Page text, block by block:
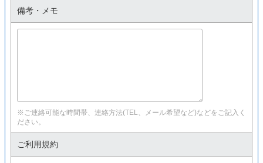
備考・メモ
※ご連絡可能な時間帯、連絡方法(TEL、メール希望など)などをご記入く
ださい。
ご利用規約